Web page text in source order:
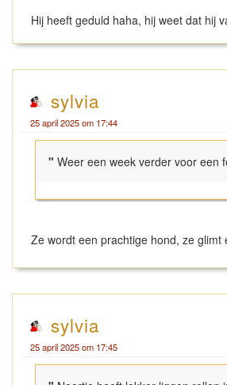
Hij heeft geduld haha, hij weet dat hij
sylvia
25 april 2025 om 17:44
" Weer een week verder voor
Ze wordt een prachtige hond, ze glimt
sylvia
25 april 2025 om 17:45